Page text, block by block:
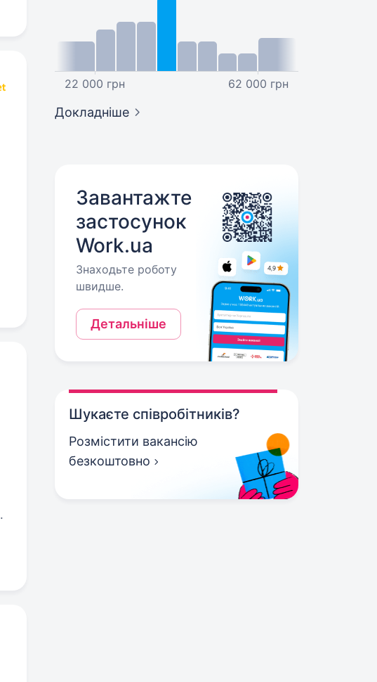
22 000 грн 62 000 грн
Докладніше
Завантажте
застосунок
Work.ua
Знаходьте роботу
швидше.
Детальніше
Шукаєте співробітників?
Розмістити вакансію
безкоштовно